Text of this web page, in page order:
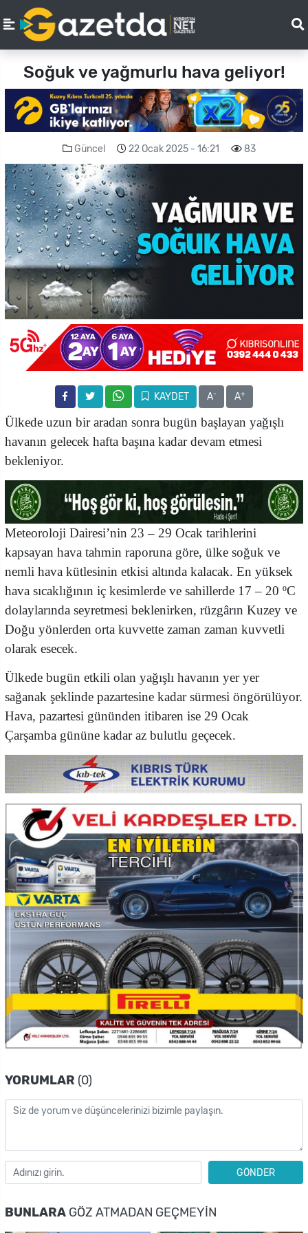
Soğuk ve yağmurlu hava geliyor!
Güncel 22 Ocak 2025 - 16:21 83
KAYDET A- A+
Ülkede uzun bir aradan sonra bugün başlayan yağışlı
havanın gelecek hafta başına kadar devam etmesi
bekleniyor.
Meteoroloji Dairesi’nin 23 – 29 Ocak tarihlerini
kapsayan hava tahmin raporuna göre, ülke soğuk ve
nemli hava kütlesinin etkisi altında kalacak. En yüksek
hava sıcaklığının iç kesimlerde ve sahillerde 17 – 20 ºC
dolaylarında seyretmesi beklenirken, rüzgârın Kuzey ve
Doğu yönlerden orta kuvvette zaman zaman kuvvetli
olarak esecek.
Ülkede bugün etkili olan yağışlı havanın yer yer
sağanak şeklinde pazartesine kadar sürmesi öngörülüyor.
Hava, pazartesi gününden itibaren ise 29 Ocak
Çarşamba gününe kadar az bulutlu geçecek.
YORUMLAR (0)
GÖNDER
BUNLARA GÖZ ATMADAN GEÇMEYIN